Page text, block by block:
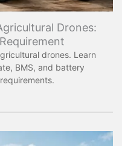
Drones:
drones. Learn
BMS, and battery